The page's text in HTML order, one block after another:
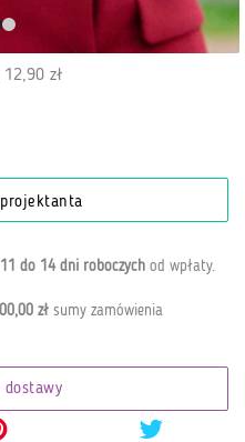
zł
11 do 14 dni roboczych od wpłaty.
zł sumy zamówienia
dostawy